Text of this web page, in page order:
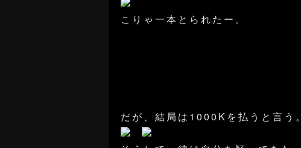
こりゃ一本とられたー。
だが、結局は1000Kを払うと言う。